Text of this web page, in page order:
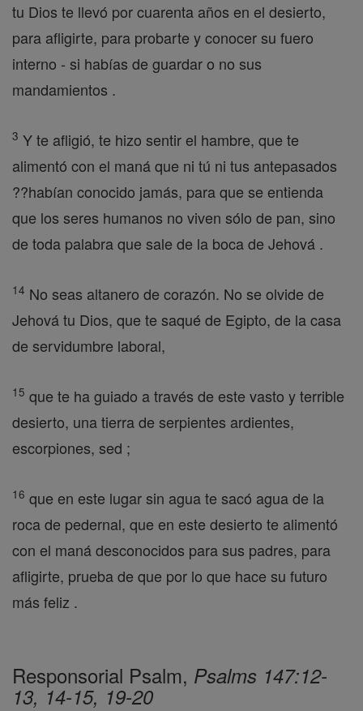
tu Dios te llevó por cuarenta años en el desierto,
para afligirte, para probarte y conocer su fuero
interno - si habías de guardar o no sus
mandamientos .
3 Y te afligió, te hizo sentir el hambre, que te
alimentó con el maná que ni tú ni tus antepasados
??habían conocido jamás, para que se entienda
que los seres humanos no viven sólo de pan, sino
de toda palabra que sale de la boca de Jehová .
14 No seas altanero de corazón. No se olvide de
Jehová tu Dios, que te saqué de Egipto, de la casa
de servidumbre laboral,
15 que te ha guiado a través de este vasto y terrible
desierto, una tierra de serpientes ardientes,
escorpiones, sed ;
16 que en este lugar sin agua te sacó agua de la
roca de pedernal, que en este desierto te alimentó
con el maná desconocidos para sus padres, para
afligirte, prueba de que por lo que hace su futuro
más feliz .
Responsorial Psalm, Psalms 147:12-
13, 14-15, 19-20